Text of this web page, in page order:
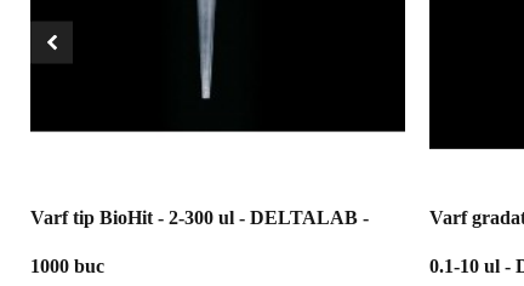
Varf tip BioHit - 2-300 ul - DELTALAB -
1000 buc
Varf
0.1-10 ul -